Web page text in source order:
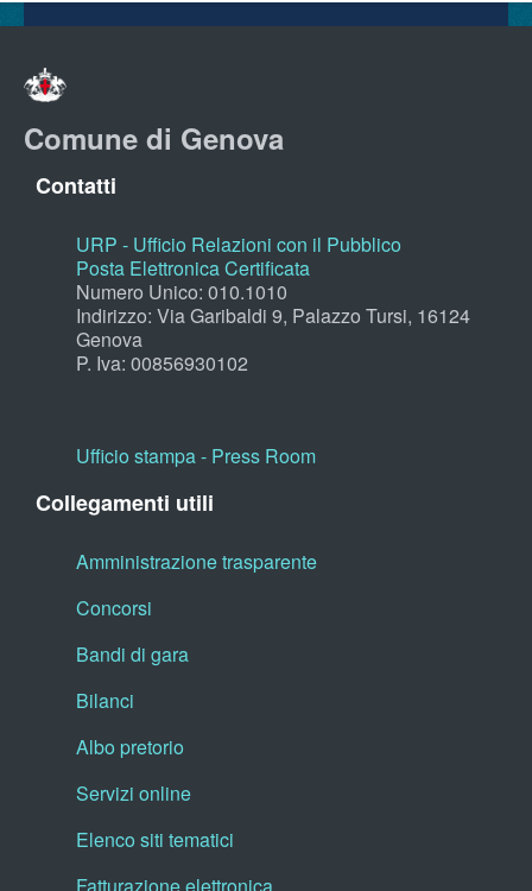
Comune di Genova
Contatti
URP - Ufficio Relazioni con il Pubblico
Posta Elettronica Certificata
Numero Unico: 010.1010
Indirizzo: Via Garibaldi 9, Palazzo Tursi, 16124
Genova
P. Iva: 00856930102
Ufficio stampa - Press Room
Collegamenti utili
Amministrazione trasparente
Concorsi
Bandi di gara
Bilanci
Albo pretorio
Servizi online
Elenco siti tematici